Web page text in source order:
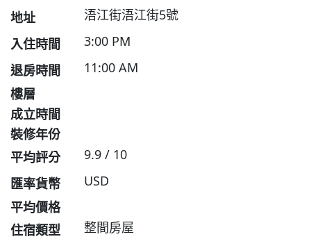
地址
浯江街浯江街5號
入住時間
3:00 PM
退房時間
11:00 AM
樓層
成立時間
裝修年份
平均評分
9.9 / 10
匯率貨幣
USD
平均價格
住宿類型
整間房屋